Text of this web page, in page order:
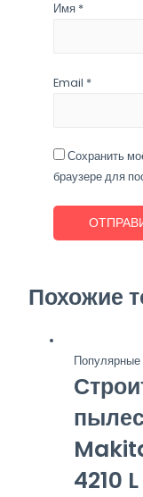
Имя *
Email *
Сохранить
браузере для
Похожие
Популярные
4210 L